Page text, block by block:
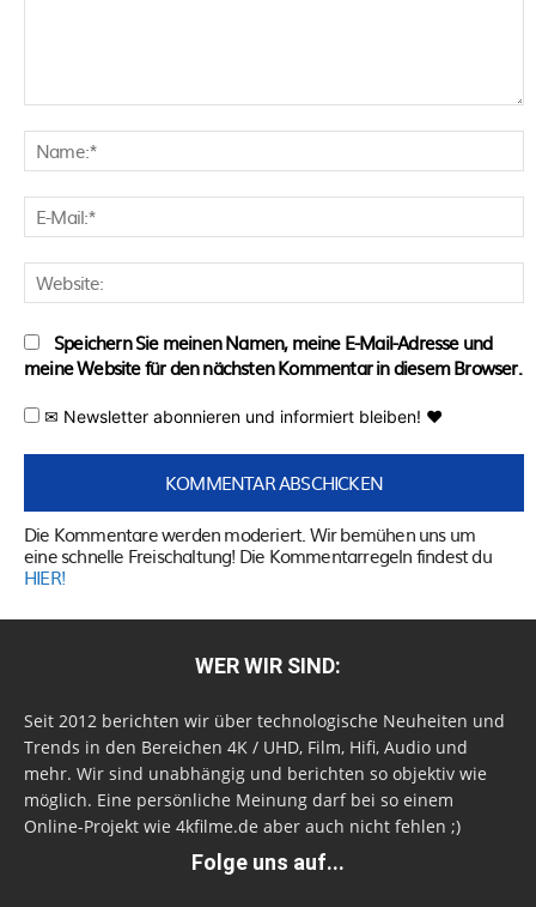
Speichern Sie meinen Namen, meine E-Mail-Adresse und
meine Website für den nächsten Kommentar in diesem Browser.
✉ Newsletter abonnieren und informiert bleiben! ♥
Die Kommentare werden moderiert. Wir bemühen uns um
eine schnelle Freischaltung! Die Kommentarregeln findest du
HIER!
WER WIR SIND:
Seit 2012 berichten wir über technologische Neuheiten und
Trends in den Bereichen 4K / UHD, Film, Hifi, Audio und
mehr. Wir sind unabhängig und berichten so objektiv wie
möglich. Eine persönliche Meinung darf bei so einem
Online-Projekt wie 4kfilme.de aber auch nicht fehlen ;)
Folge uns auf...